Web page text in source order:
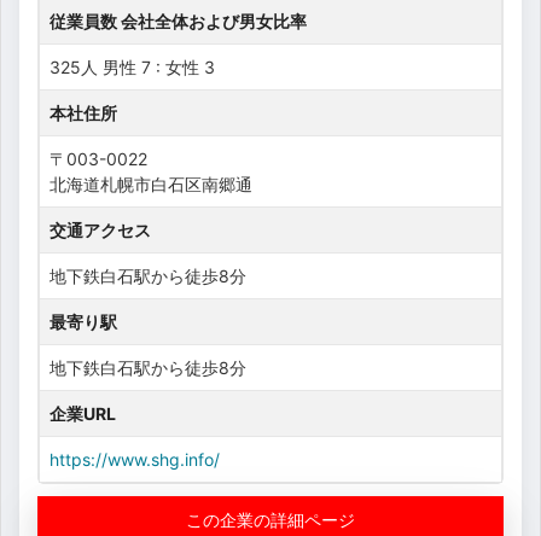
従業員数 会社全体および男女比率
325人 男性 7 : 女性 3
本社住所
〒003-0022
北海道札幌市白石区南郷通
交通アクセス
地下鉄白石駅から徒歩8分
最寄り駅
地下鉄白石駅から徒歩8分
企業URL
https://www.shg.info/
この企業の詳細ページ